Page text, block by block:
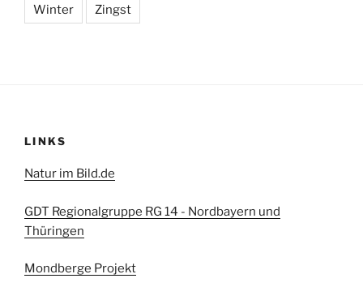
Winter Zingst
LINKS
Natur im Bild.de
GDT Regionalgruppe RG 14 - Nordbayern und
Thüringen
Mondberge Projekt